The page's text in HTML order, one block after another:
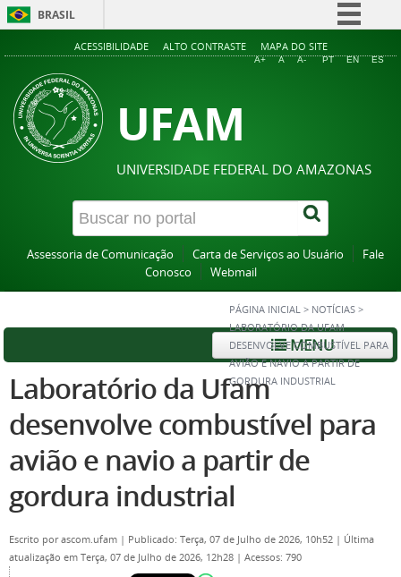
BRASIL
Simplifique!
Acesso à informação
ACESSIBILIDADE ALTO CONTRASTE MAPA DO SITE
A+ A A- PT EN ES
UFAM
UNIVERSIDADE FEDERAL DO AMAZONAS
Assessoria de Comunicação Carta de Serviços ao Usuário
Fale
Conosco
Webmail
PÁGINA INICIAL > NOTÍCIAS >
LABORATÓRIO DA UFAM
DESENVOLVE COMBUSTÍVEL PARA
AVIÃO E NAVIO A PARTIR DE
GORDURA INDUSTRIAL
MENU
Laboratório da Ufam
desenvolve combustível para
avião e navio a partir de
gordura industrial
Escrito porascom.ufam | Publicado: Terça, 07 de Julho de 2026, 10h52 | Última
atualização em Terça, 07 de Julho de 2026, 12h28 | Acessos: 790